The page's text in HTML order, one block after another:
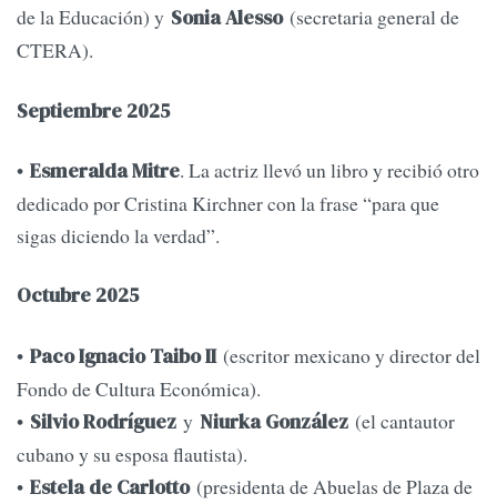
de la Educación) y Sonia Alesso(secretaria general de
CTERA).
Septiembre 2025
• Esmeralda Mitre. La actriz llevó un libro y recibió otro
dedicado por Cristina Kirchner con la frase “para que
sigas diciendo la verdad”.
Octubre 2025
• Paco Ignacio Taibo II(escritor mexicano y director del
Fondo de Cultura Económica).
• Silvio Rodríguez y Niurka González (el cantautor
cubano y su esposa flautista).
• Estela de Carlotto(presidenta de Abuelas de Plaza de